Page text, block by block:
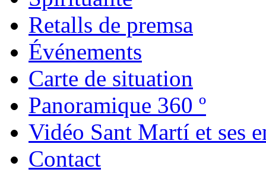
Retalls de premsa
Événements
Carte de situation
Panoramique 360 º
Vidéo Sant Martí et ses
Contact